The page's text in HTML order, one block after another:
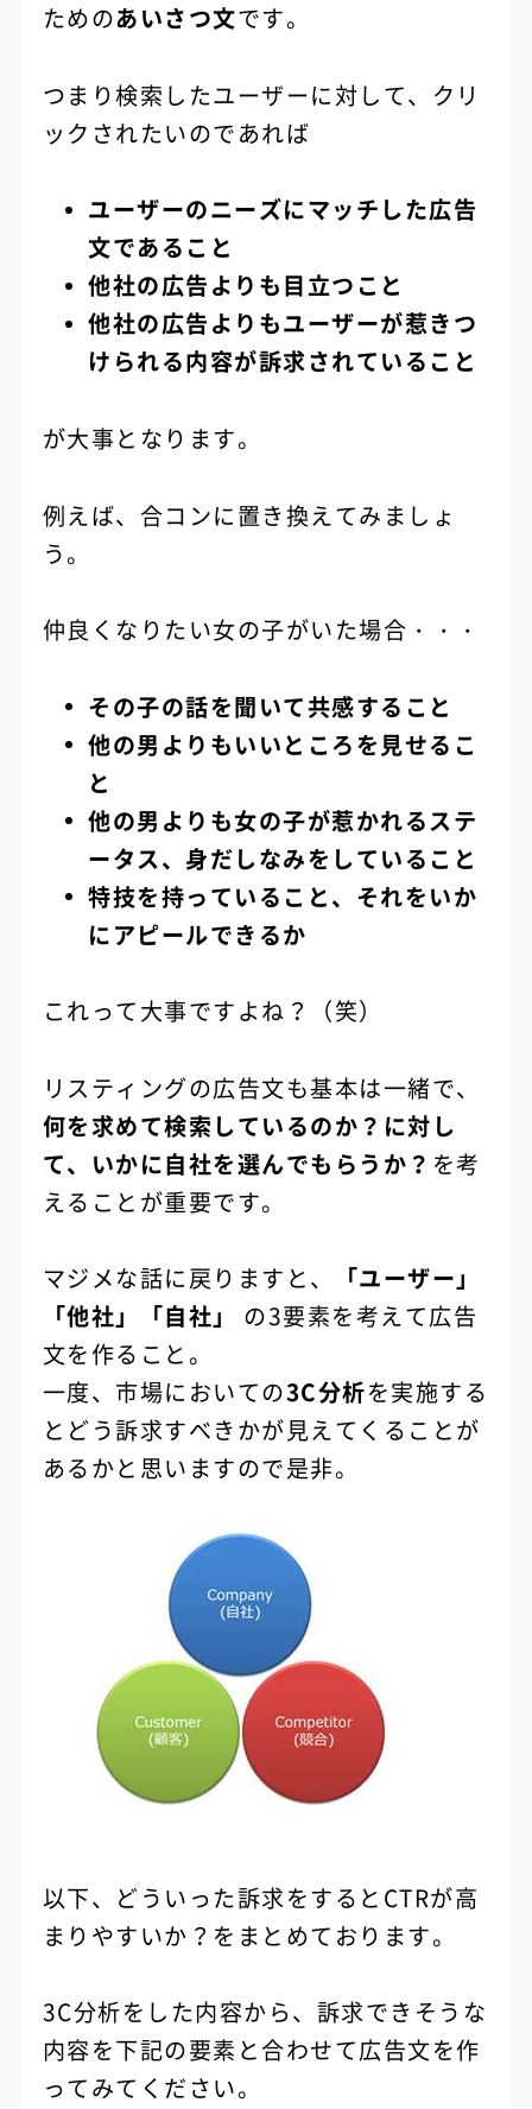
ためのあいさつ文です。
つまり検索したユーザーに対して、クリ
ックされたいのであれば
ユーザーのニーズにマッチした広告
文であること
他社の広告よりも目立つこと
他社の広告よりもユーザーが惹きつ
けられる内容が訴求されていること
が大事となります。
例えば、合コンに置き換えてみましょ
う。
仲良くなりたい女の子がいた場合・・・
その子の話を聞いて共感すること
他の男よりもいいところを見せるこ
と
他の男よりも女の子が惹かれるステ
ータス、身だしなみをしていること
特技を持っていること、それをいか
にアピールできるか
これって大事ですよね？（笑）
リスティングの広告文も基本は一緒で、
何を求めて検索しているのか？に対し
て、いかに自社を選んでもらうか？ を考
えることが重要です。
マジメな話に戻りますと、
「ユーザー」
「他社」「自社」
の3要素を考えて広告
文を作ること。
一度、市場においての3C分析を実施する
とどう訴求すべきかが見えてくることが
あるかと思いますので是非。
以下、どういった訴求をするとCTRが高
まりやすいか？をまとめております。
3C分析をした内容から、訴求できそうな
内容を下記の要素と合わせて広告文を作
ってみてください。